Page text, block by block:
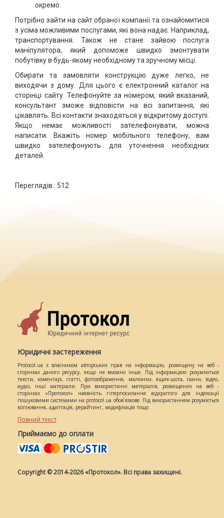
окремо.
Потрібно зайти на сайт обраної компанії та ознайомитися
з усіма можливими послугами, які вона надає. Наприклад,
транспортування. Також не стане зайвою послуга
маніпулятора, який допоможе швидко змонтувати
побутівку в будь-якому необхідному та зручному місці.
Обирати та замовляти конструкцію дуже легко, не
виходячи з дому. Для цього є електронний каталог на
сторінці сайту. Телефонуйте за номером, який вказаний,
консультант зможе відповісти на всі запитання, які
цікавлять. Всі контакти знаходяться у відкритому доступі.
Якщо немає можливості зателефонувати, можна
написати. Вкажіть номер мобільного телефону, вам
швидко зателефонують для уточнення необхідних
деталей.
Переглядів : 512
Юридичні застереження
Protocol.ua є власником авторських прав на інформацію, розміщену на веб -
сторінках даного ресурсу, якщо не вказано інше. Під інформацією розуміються
тексти, коментарі, статті, фотозображення, малюнки, ящик-шота, скани, відео,
аудіо, інші матеріали. При використанні матеріалів, розміщених на веб -
сторінках «Протокол» наявність гіперпосилання відкритого для індексації
пошуковими системами на protocol.ua обов`язкове. Під використанням розуміється
копіювання, адаптація, рерайтинг, модифікація тощо.
Повний текст
Приймаємо до оплати
Copyright © 2014-2026 «Протокол». Всі права захищені.